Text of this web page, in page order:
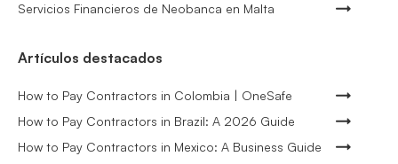
Servicios Financieros de Neobanca en Malta
Artículos destacados
How to Pay Contractors in Colombia | OneSafe
How to Pay Contractors in Brazil: A 2026 Guide
How to Pay Contractors in Mexico: A Business Guide